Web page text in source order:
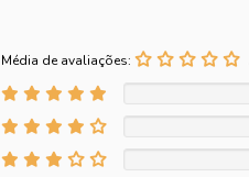
Média de avaliações: